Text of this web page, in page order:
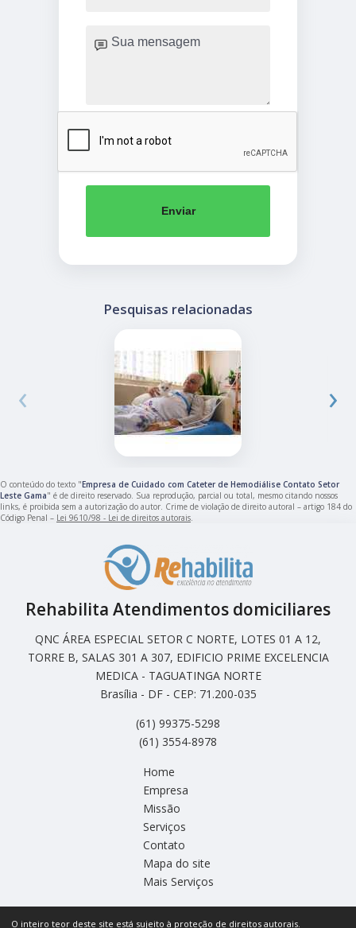
Enviar
Pesquisas relacionadas
‹ ›
O conteúdo do texto "Empresa de Cuidado com Cateter de Hemodiálise Contato Setor
Leste Gama" é de direito reservado. Sua reprodução, parcial ou total, mesmo citando nossos
links, é proibida sem a autorização do autor. Crime de violação de direito autoral – artigo 184 do
Código Penal – Lei 9610/98 - Lei de direitos autorais
Rehabilita Atendimentos domiciliares
QNC ÁREA ESPECIAL SETOR C NORTE, LOTES 01 A 12,
TORRE B, SALAS 301 A 307, EDIFICIO PRIME EXCELENCIA
MEDICA - TAGUATINGA NORTE
Brasília - DF - CEP: 71.200-035
(61) 99375-5298
(61) 3554-8978
Home
Empresa
Missão
Serviços
Contato
Mapa do site
Mais Serviços
O inteiro teor deste site está sujeito à proteção de direitos autorais.